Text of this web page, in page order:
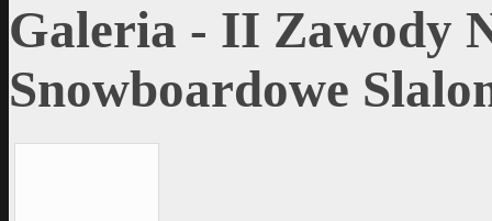
Galeria - II Zawody
Snowboardowe